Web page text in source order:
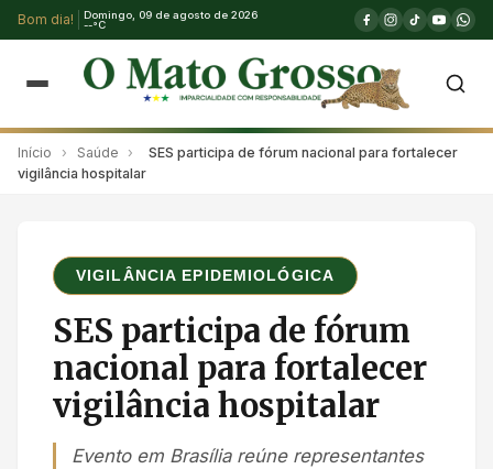
Bom dia!
Domingo, 09 de agosto de 2026
--°C
Início › Saúde ›
SES participa de fórum nacional para fortalecer
vigilância hospitalar
VIGILÂNCIA EPIDEMIOLÓGICA
SES participa de fórum
nacional para fortalecer
vigilância hospitalar
Evento em Brasília reúne representantes